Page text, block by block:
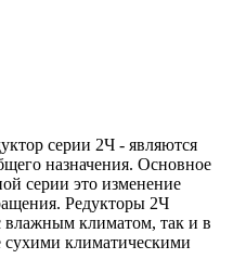
серии 2Ч - являются
назначения. Основное
серии это изменение
Редукторы 2Ч
влажным климатом, так и в
климатическими